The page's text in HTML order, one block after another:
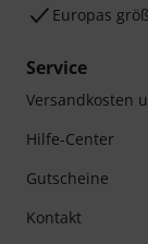
Europas
Service
Versandkosten
Hilfe-Center
Gutscheine
Kontakt